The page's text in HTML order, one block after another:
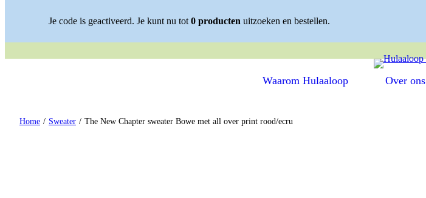
Je code is geactiveerd. Je kunt nu tot 0 producten uitzoeken en bestellen.
Waarom Hulaaloop Over ons
Home / Sweater / The New Chapter sweater Bowe met all over print rood/ecru